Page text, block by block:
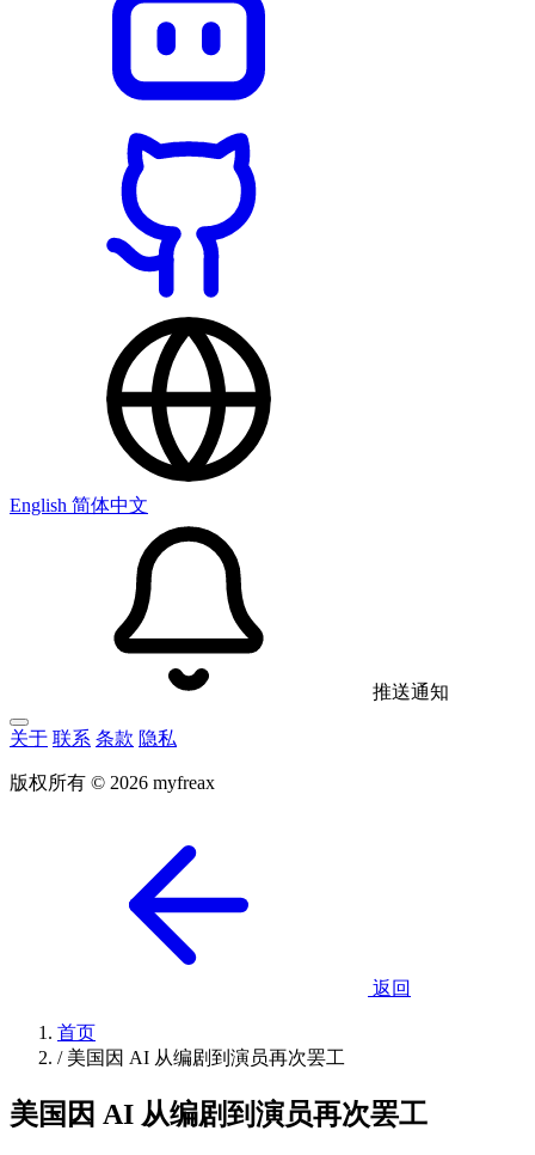
English 简体中文
推送通知
关于 联系 条款 隐私
版权所有 © 2026 myfreax
返回
首页
/ 美国因 AI 从编剧到演员再次罢工
美国因 AI 从编剧到演员再次罢工